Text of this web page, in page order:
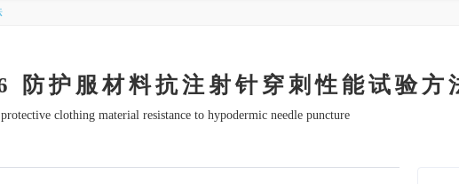
护服材料抗注射针穿刺性能试验方
clothing material resistance to hypodermic needle puncture